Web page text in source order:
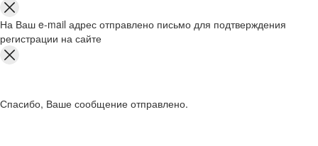
На Ваш e-mail адрес отправлено письмо для подтверждения
регистрации на сайте
Спасибо, Ваше сообщение отправлено.